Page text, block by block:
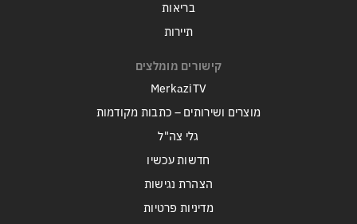
בריאות
תיירות
קישורים מומלצים
MerkaziTV
מוצרים ושירותים – כתבות מקודמות
גלי צה"ל
חדשות עכשיו
הצהרת נגישות
מדיניות פרטיות